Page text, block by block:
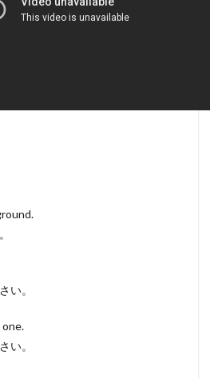
い。
one.
い。